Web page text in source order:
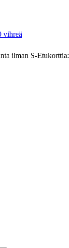
vihreä
ilman S-Etukorttia: